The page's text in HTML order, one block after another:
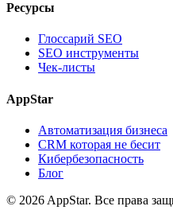
Ресурсы
Глоссарий SEO
SEO инструменты
Чек-листы
AppStar
Автоматизация бизнеса
CRM которая не бесит
Кибербезопасность
Блог
© 2026 AppStar. Все права